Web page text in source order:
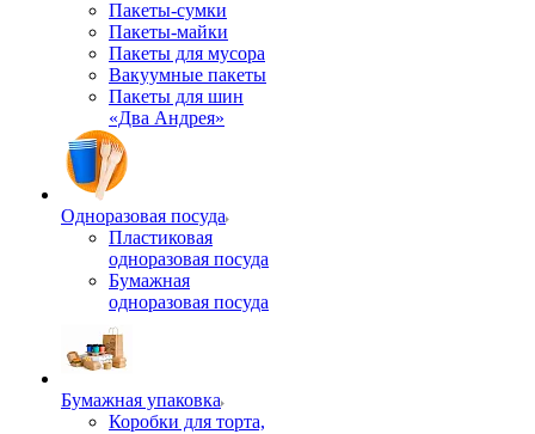
Пакеты-сумки
Пакеты-майки
Пакеты для мусора
Вакуумные пакеты
Пакеты для шин
«Два Андрея»
Одноразовая посуда
Пластиковая
одноразовая посуда
Бумажная
одноразовая посуда
Бумажная упаковка
Коробки для торта,